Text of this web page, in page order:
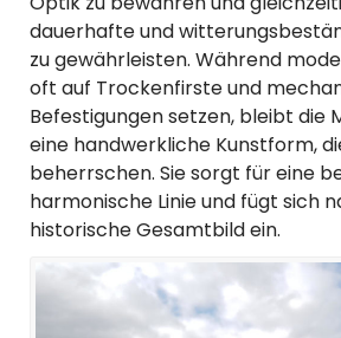
dauerhafte und
zu gewährleisten. Während
oft auf Trockenfirste und
Befestigungen setzen, bleibt die
eine handwerkliche Kunstform,
beherrschen. Sie sorgt für eine
harmonische Linie und fügt sich
historische Gesamtbild ein.